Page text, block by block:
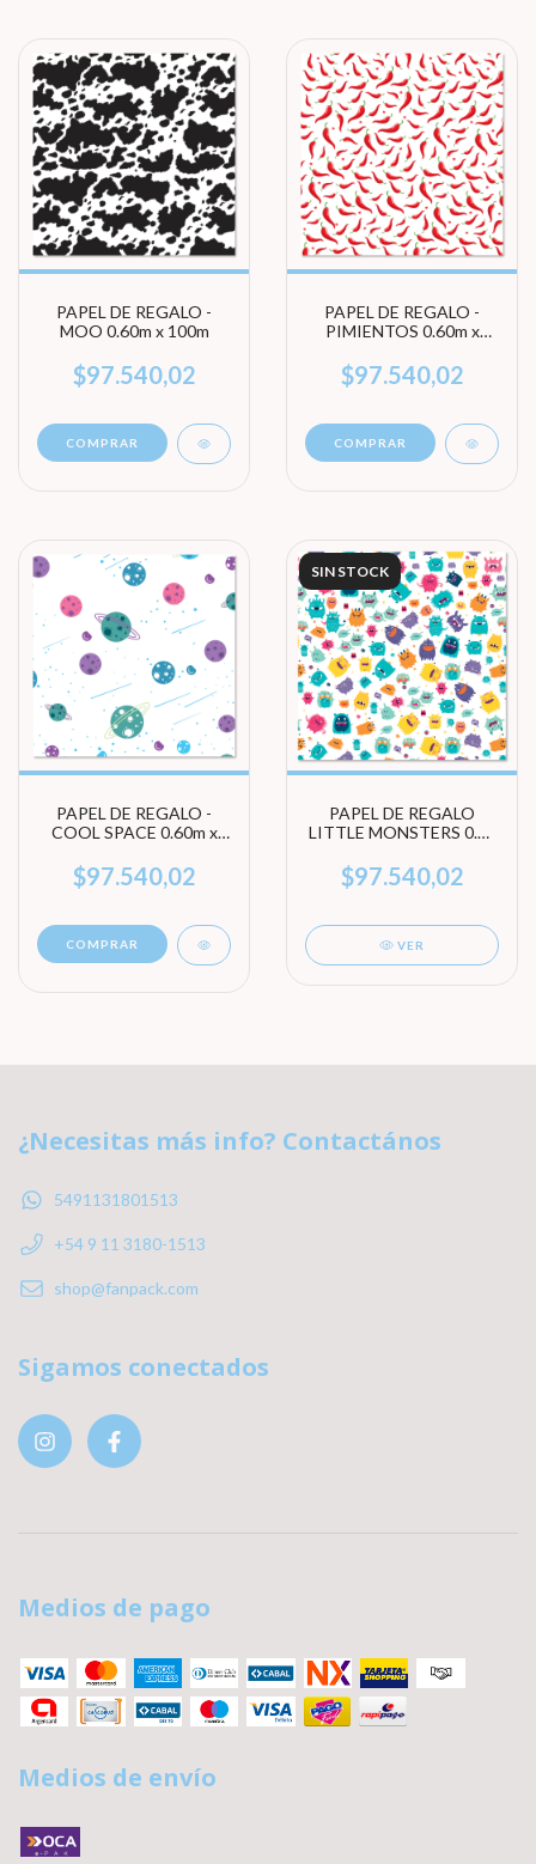
PAPEL DE REGALO -
MOO 0.60m x 100m
$97.540,02
COMPRAR
PAPEL DE REGALO -
PIMIENTOS 0.60m x
$97.540,02
COMPRAR
PAPEL DE REGALO -
COOL SPACE 0.60m x
$97.540,02
COMPRAR
SIN STOCK
PAPEL DE REGALO
LITTLE MONSTERS 0.60
$97.540,02
VER
¿Necesitas más info? Contactános
5491131801513
+54 9 11 3180-1513
shop@fanpack.com
Sigamos conectados
Medios de pago
Medios de envío